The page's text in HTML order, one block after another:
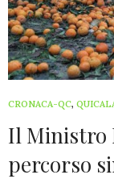
CRONACA-QC,
Il Ministro
percorso